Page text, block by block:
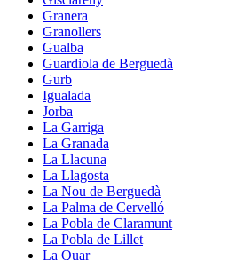
Granera
Granollers
Gualba
Guardiola de Berguedà
Gurb
Igualada
Jorba
La Garriga
La Granada
La Llacuna
La Llagosta
La Nou de Berguedà
La Palma de Cervelló
La Pobla de Claramunt
La Pobla de Lillet
La Quar